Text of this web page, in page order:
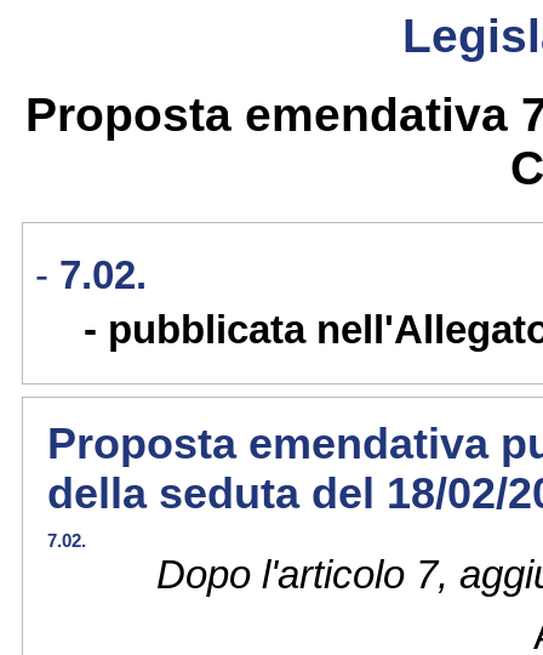
Proposta emendativa
7.02.
pubblicata
Proposta emendativa
della seduta del 18/02/
7.02.
Dopo l'articolo 7,